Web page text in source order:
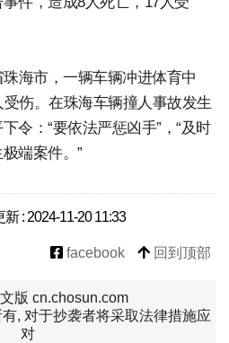
海市，一辆车辆冲进体育中
伤。在珠海车辆撞人事故发生
令：“要依法严惩凶手”，“及时
端案件。”
: 2024-11-20 11:33
facebook 回到顶部
版 cn.chosun.com
, 对于抄袭者将采取法律措施应
对